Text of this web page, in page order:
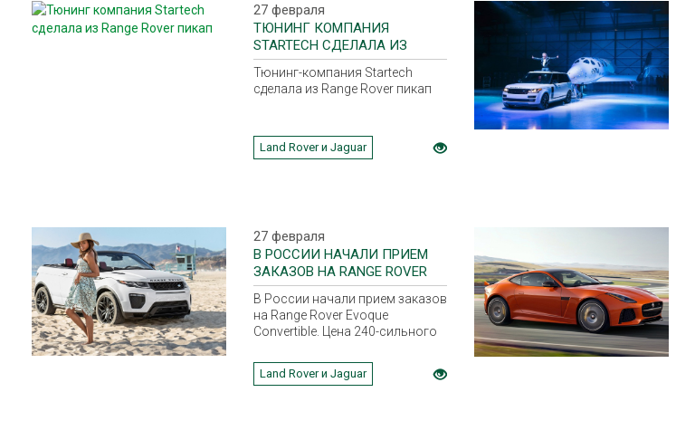
27 февраля
ТЮНИНГ КОМПАНИЯ
STARTECH СДЕЛАЛА ИЗ
RANGE ROVER ПИКАП
Тюнинг-компания Startech
сделала из Range Rover пикап
Land Rover и Jaguar
27 февраля
В РОССИИ НАЧАЛИ ПРИЕМ
ЗАКАЗОВ НА RANGE ROVER
EVOQUE CONVERTIBLE.
В России начали прием заказов
на Range Rover Evoque
Convertible. Цена 240-сильного
HSE Dynamic - 4 миллиона 97
тысяч рублей. Другие варианты
Land Rover и Jaguar